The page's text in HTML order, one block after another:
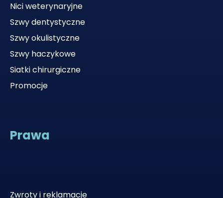
Nici weterynaryjne
Szwy dentystyczne
Szwy okulistyczne
Szwy haczykowe
Siatki chirurgiczne
Promocje
Prawa
Zwroty i reklamacje